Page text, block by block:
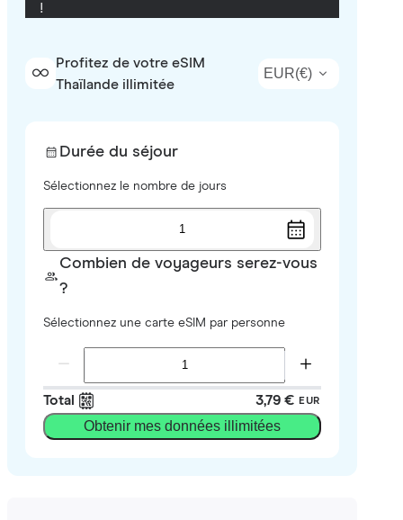
!
Profitez de votre eSIM
Thaïlande illimitée
EUR(€)
Durée du séjour
Sélectionnez le nombre de jours
1
Combien de voyageurs serez-vous
?
Sélectionnez une carte eSIM par personne
Total 3,79 € EUR
Obtenir mes données illimitées